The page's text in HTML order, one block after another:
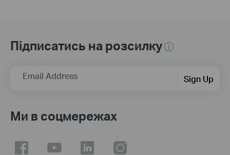
Підписатись на розсилку
Email Address Sign Up
Ми в соцмережах